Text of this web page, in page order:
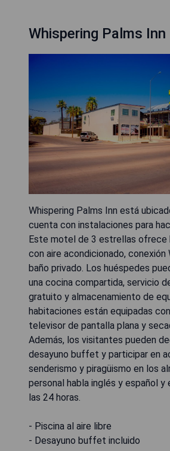
Whispering Palms Inn
Whispering Palms Inn está
cuenta con instalaciones para
Este motel de 3 estrellas ofrece
con aire acondicionado, conexión
baño privado. Los huéspedes
una cocina compartida, servicio
gratuito y almacenamiento de
habitaciones están equipadas
televisor de pantalla plana y
Además, los visitantes pueden
desayuno buffet y participar en
senderismo y piragüismo en los
personal habla inglés y español y
las 24 horas.
- Piscina al aire libre
- Desayuno buffet incluido